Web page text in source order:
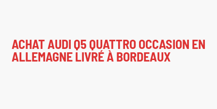
ACHAT AUDI Q5 QUATTRO OCCASION EN
ALLEMAGNE LIVRÉ À BORDEAUX